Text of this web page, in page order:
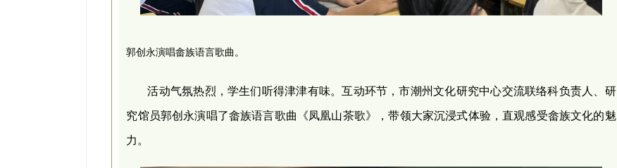
郭创永演唱畲族语言歌曲。
活动气氛热烈，学生们听得津津有味。互动环节，市潮州文化研究中心交流联络科负责人、研
究馆员郭创永演唱了畲族语言歌曲《凤凰山茶歌》，带领大家沉浸式体验，直观感受畲族文化的魅
力。